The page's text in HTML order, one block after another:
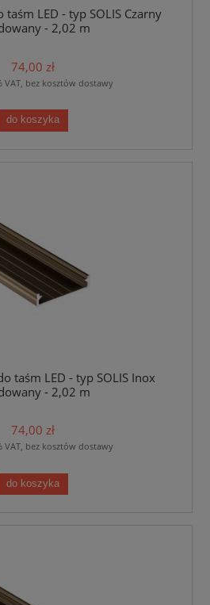
taśm LED - typ SOLIS Czarny
- 2,02 m
74,00 zł
VAT, bez kosztów dostawy
do koszyka
taśm LED - typ SOLIS Inox
- 2,02 m
74,00 zł
VAT, bez kosztów dostawy
do koszyka